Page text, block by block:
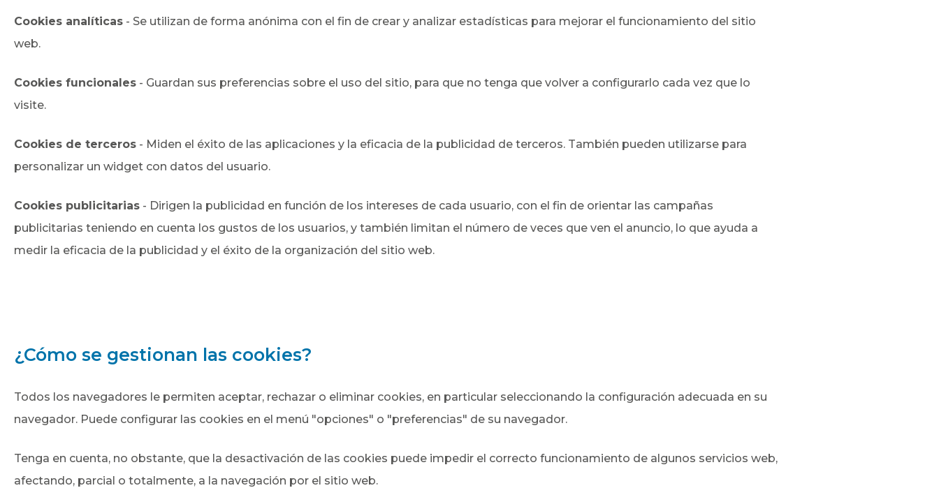
Cookies analíticas - Se utilizan de forma anónima con el fin de crear y analizar estadísticas para mejorar el funcionamiento del sitio
web.
Cookies funcionales - Guardan sus preferencias sobre el uso del sitio, para que no tenga que volver a configurarlo cada vez que lo
visite.
Cookies de terceros - Miden el éxito de las aplicaciones y la eficacia de la publicidad de terceros. También pueden utilizarse para
personalizar un widget con datos del usuario.
Cookies publicitarias - Dirigen la publicidad en función de los intereses de cada usuario, con el fin de orientar las campañas
publicitarias teniendo en cuenta los gustos de los usuarios, y también limitan el número de veces que ven el anuncio, lo que ayuda a
medir la eficacia de la publicidad y el éxito de la organización del sitio web.
¿Cómo se gestionan las cookies?
Todos los navegadores le permiten aceptar, rechazar o eliminar cookies, en particular seleccionando la configuración adecuada en su
navegador. Puede configurar las cookies en el menú "opciones" o "preferencias" de su navegador.
Tenga en cuenta, no obstante, que la desactivación de las cookies puede impedir el correcto funcionamiento de algunos servicios web,
afectando, parcial o totalmente, a la navegación por el sitio web.